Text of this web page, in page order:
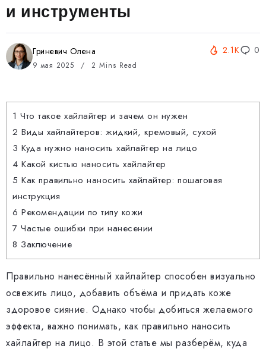
и инструменты
Гриневич Олена
9 мая 2025 2 Mins Read
2.1K 0
1 Что такое хайлайтер и зачем он нужен
2 Виды хайлайтеров: жидкий, кремовый, сухой
3 Куда нужно наносить хайлайтер на лицо
4 Какой кистью наносить хайлайтер
5 Как правильно наносить хайлайтер: пошаговая
инструкция
6 Рекомендации по типу кожи
7 Частые ошибки при нанесении
8 Заключение
Правильно нанесённый хайлайтер способен визуально
освежить лицо, добавить объёма и придать коже
здоровое сияние. Однако чтобы добиться желаемого
эффекта, важно понимать, как правильно наносить
хайлайтер на лицо. В этой статье мы разберём, куда